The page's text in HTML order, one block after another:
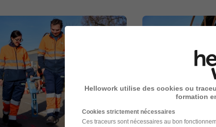
Hellowork utilise des cookies ou
formation
Cookies strictement nécessaires
Ces traceurs sont nécessaires au bon